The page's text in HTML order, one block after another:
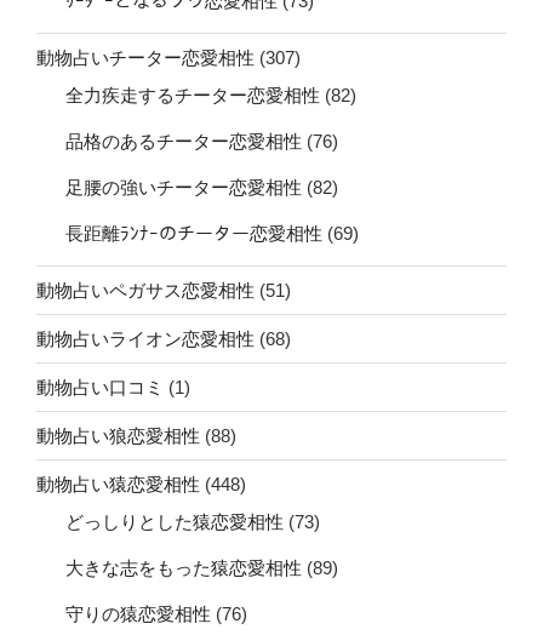
動物占いチーター恋愛相性 (307)
全力疾走するチーター恋愛相性 (82)
品格のあるチーター恋愛相性 (76)
足腰の強いチーター恋愛相性 (82)
長距離ﾗﾝﾅｰのチーター恋愛相性 (69)
動物占いペガサス恋愛相性 (51)
動物占いライオン恋愛相性 (68)
動物占い口コミ (1)
動物占い狼恋愛相性 (88)
動物占い猿恋愛相性 (448)
どっしりとした猿恋愛相性 (73)
大きな志をもった猿恋愛相性 (89)
守りの猿恋愛相性 (76)